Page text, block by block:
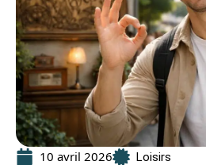
10 avril 2026 Loisirs